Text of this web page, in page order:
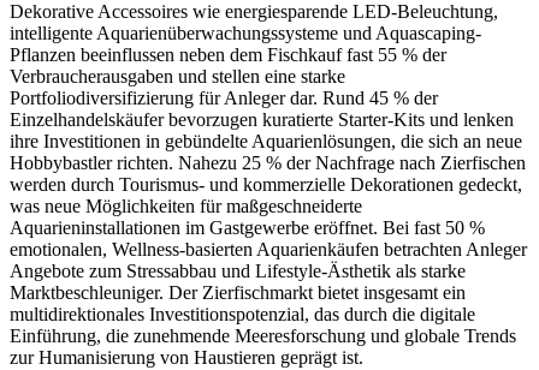
Dekorative Accessoires wie energiesparende LED-Beleuchtung,
intelligente Aquarienüberwachungssysteme und Aquascaping-
Pflanzen beeinflussen neben dem Fischkauf fast 55 % der
Verbraucherausgaben und stellen eine starke
Portfoliodiversifizierung für Anleger dar. Rund 45 % der
Einzelhandelskäufer bevorzugen kuratierte Starter-Kits und lenken
ihre Investitionen in gebündelte Aquarienlösungen, die sich an neue
Hobbybastler richten. Nahezu 25 % der Nachfrage nach Zierfischen
werden durch Tourismus- und kommerzielle Dekorationen gedeckt,
was neue Möglichkeiten für maßgeschneiderte
Aquarieninstallationen im Gastgewerbe eröffnet. Bei fast 50 %
emotionalen, Wellness-basierten Aquarienkäufen betrachten Anleger
Angebote zum Stressabbau und Lifestyle-Ästhetik als starke
Marktbeschleuniger. Der Zierfischmarkt bietet insgesamt ein
multidirektionales Investitionspotenzial, das durch die digitale
Einführung, die zunehmende Meeresforschung und globale Trends
zur Humanisierung von Haustieren geprägt ist.